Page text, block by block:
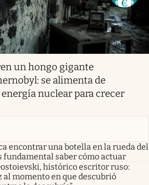
un hongo gigante
se alimenta de
nuclear para crecer
encontrar una botella en la rueda del
fundamental saber cómo actuar
histórico escritor ruso:
al momento en que descubrió